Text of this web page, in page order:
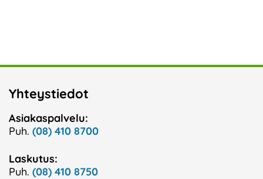
Yhteystiedot
Asiakaspalvelu:
Puh. (08) 410 8700
Laskutus:
Puh. (08) 410 8750